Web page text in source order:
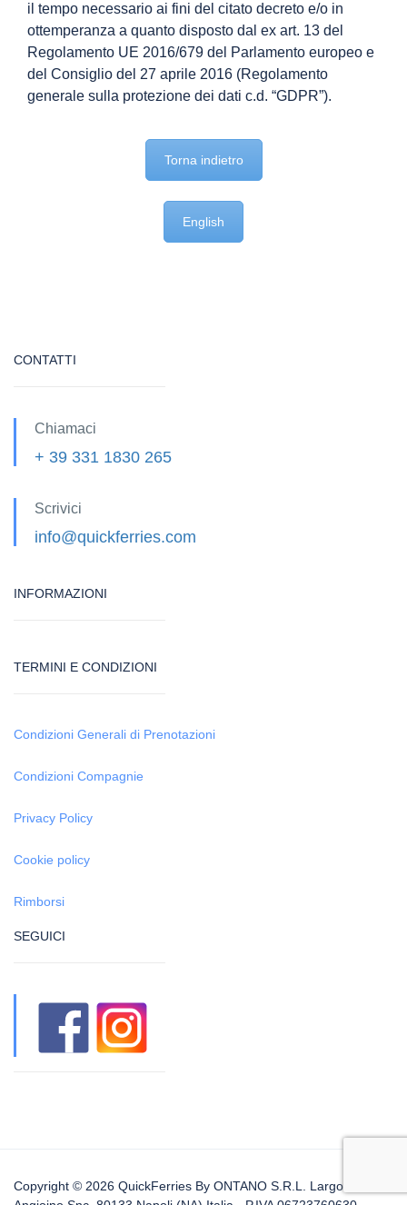
il tempo necessario ai fini del citato decreto e/o in
ottemperanza a quanto disposto dal ex art. 13 del
Regolamento UE 2016/679 del Parlamento europeo e
del Consiglio del 27 aprile 2016 (Regolamento
generale sulla protezione dei dati c.d. “GDPR”).
Torna indietro
English
CONTATTI
Chiamaci
+ 39 331 1830 265
Scrivici
info@quickferries.com
INFORMAZIONI
TERMINI E CONDIZIONI
Condizioni Generali di Prenotazioni
Condizioni Compagnie
Privacy Policy
Cookie policy
Rimborsi
SEGUICI
Copyright © 2026 QuickFerries By ONTANO S.R.L. Largo